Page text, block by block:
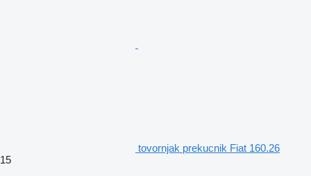
tovornjak prekucnik Fiat 160.26
15